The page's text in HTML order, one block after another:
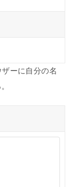
ーに自分の名